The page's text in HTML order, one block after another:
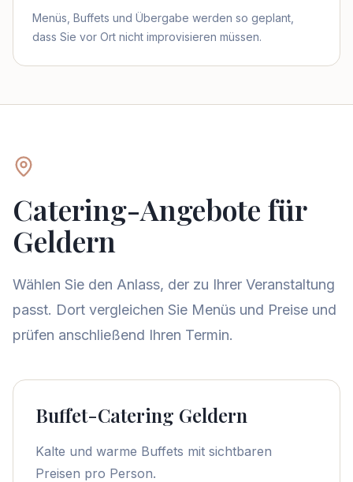
Menüs, Buffets und Übergabe werden so geplant,
dass Sie vor Ort nicht improvisieren müssen.
Catering-Angebote für
Geldern
Wählen Sie den Anlass, der zu Ihrer Veranstaltung
passt. Dort vergleichen Sie Menüs und Preise und
prüfen anschließend Ihren Termin.
Buffet-Catering Geldern
Kalte und warme Buffets mit sichtbaren
Preisen pro Person.